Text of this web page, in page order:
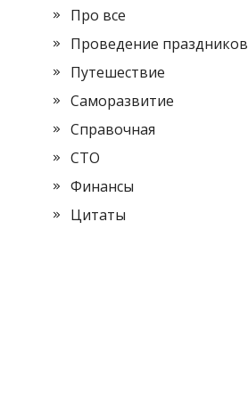
Про все
Проведение праздников
Путешествие
Саморазвитие
Справочная
СТО
Финансы
Цитаты